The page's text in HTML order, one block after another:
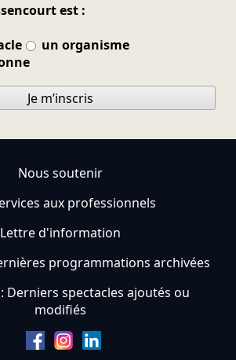
est :
un organisme
Je m’inscris
Nous soutenir
aux professionnels
Lettre d'information
programmations archivées
: Derniers spectacles ajoutés ou
modifiés